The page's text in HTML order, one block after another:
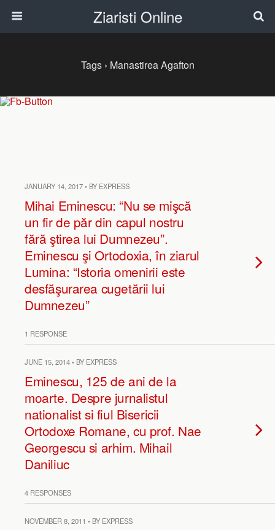
Ziaristi Online
Tags › Manastirea Agafton
JANUARY 14, 2017 • BY EXPRESS
Mihai Eminescu: “Nu se mişcă
un fir de păr din capul nostru
fără ştirea lui Dumnezeu”.
Eminescu şi Ortodoxia, în ziarul
Lumina: “Istoria omenirii este
desfăşurarea cugetării lui
Dumnezeu”
1 RESPONSE
JUNE 15, 2014 • BY EXPRESS
Eminescu, 125 de ani de la
moarte. Despre jurnalistul
nationalist si fiul Bisericii
Ortodoxe Romane, cu prof. Nae
Georgescu si arhim. Mihail
Daniliuc
4 RESPONSES
NOVEMBER 8, 2011 • BY EXPRESS